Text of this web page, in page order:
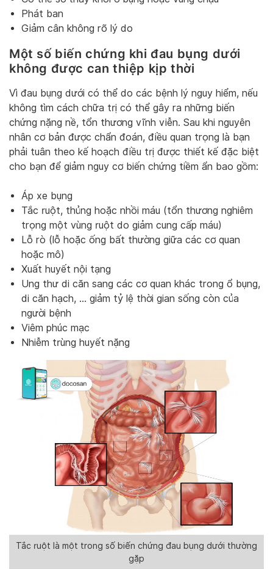
Phát ban
Giảm cân không rõ lý do
Một số biến chứng khi đau bụng dưới
không được can thiệp kịp thời
Vì đau bụng dưới có thể do các bệnh lý nguy hiểm, nếu
không tìm cách chữa trị có thể gây ra những biến
chứng nặng nề, tổn thương vĩnh viễn. Sau khi nguyên
nhân cơ bản được chẩn đoán, điều quan trọng là bạn
phải tuân theo kế hoạch điều trị được thiết kế đặc biệt
cho bạn để giảm nguy cơ biến chứng tiềm ẩn bao gồm:
Áp xe bụng
Tắc ruột, thủng hoặc nhồi máu (tổn thương nghiêm
trọng một vùng ruột do giảm cung cấp máu)
Lỗ rò (lỗ hoặc ống bất thường giữa các cơ quan
hoặc mô)
Xuất huyết nội tạng
Ung thư di căn sang các cơ quan khác trong ổ bụng,
di căn hạch, … giảm tỷ lệ thời gian sống còn của
người bệnh
Viêm phúc mạc
Nhiễm trùng huyết nặng
Tắc ruột là một trong số biến chứng đau bụng dưới thường
gặp